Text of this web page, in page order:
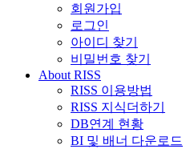
회원가입
로그인
아이디 찾기
비밀번호 찾기
About RISS
RISS 이용방법
RISS 지식더하기
DB연계 현황
BI 및 배너 다운로드